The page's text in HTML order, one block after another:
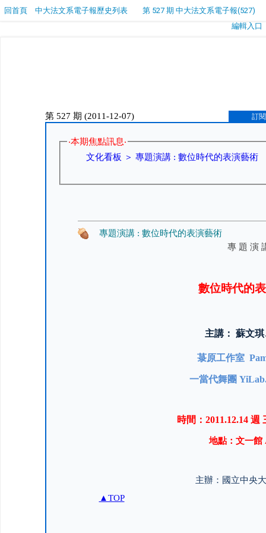
回首頁 中大法文系電子報歷史列表
第 527 期 中大法文系電子報(527)
編輯入口